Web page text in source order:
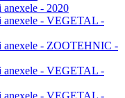
- 2020
anexele - VEGETAL -
anexele - ZOOTEHNIC -
anexele - VEGETAL -
anexele - VEGETAL -